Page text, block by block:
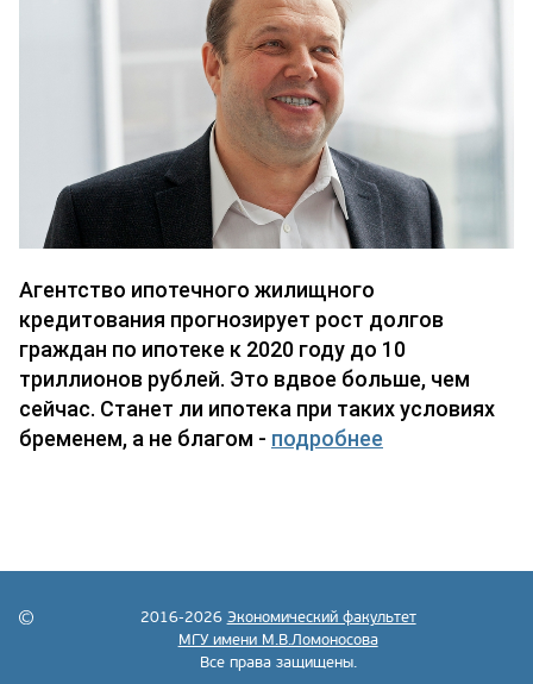
Агентство ипотечного жилищного
кредитования прогнозирует рост долгов
граждан по ипотеке к 2020 году до 10
триллионов рублей. Это вдвое больше, чем
сейчас. Станет ли ипотека при таких условиях
бременем, а не благом - подробнее
2016-2026 Экономический факультет
МГУ имени М.В.Ломоносова
Все права защищены.